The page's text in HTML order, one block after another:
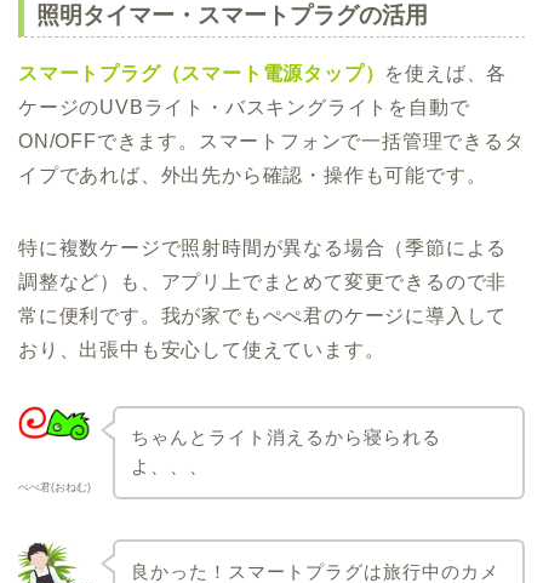
照明タイマー・スマートプラグの活用
スマートプラグ（スマート電源タップ） を使えば、各
ケージのUVBライト・バスキングライトを自動で
ON/OFFできます。スマートフォンで一括管理できるタ
イプであれば、外出先から確認・操作も可能です。
特に複数ケージで照射時間が異なる場合（季節による
調整など）も、アプリ上でまとめて変更できるので非
常に便利です。我が家でもぺぺ君のケージに導入して
おり、出張中も安心して使えています。
ぺぺ君(おねむ)
ちゃんとライト消えるから寝られる
よ、、、
良かった！スマートプラグは旅行中のカメ